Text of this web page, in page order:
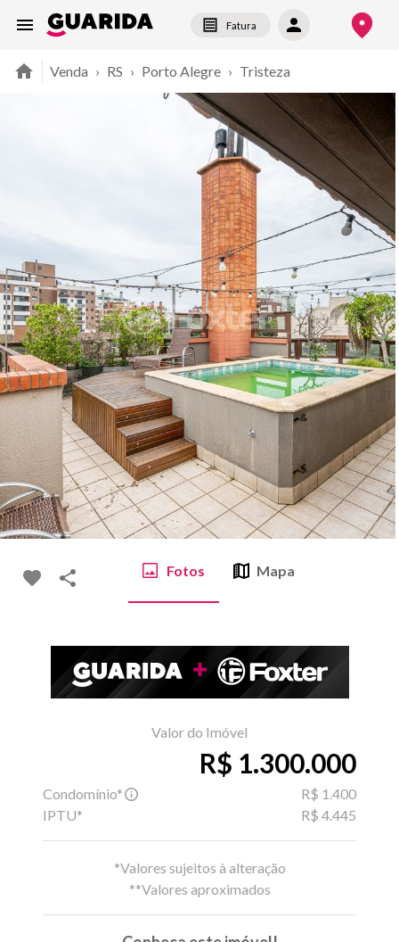
Fatura
Venda › RS › Porto Alegre › Tristeza
Fotos Mapa
Valor do Imóvel
R$ 1.300.000
Condomínio*
R$ 1.400
IPTU*
R$ 4.445
*Valores sujeitos à alteração
**Valores aproximados